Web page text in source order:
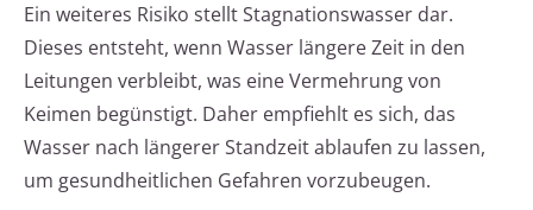
Ein weiteres Risiko stellt Stagnationswasser dar.
Dieses entsteht, wenn Wasser längere Zeit in den
Leitungen verbleibt, was eine Vermehrung von
Keimen begünstigt. Daher empfiehlt es sich, das
Wasser nach längerer Standzeit ablaufen zu lassen,
um gesundheitlichen Gefahren vorzubeugen.